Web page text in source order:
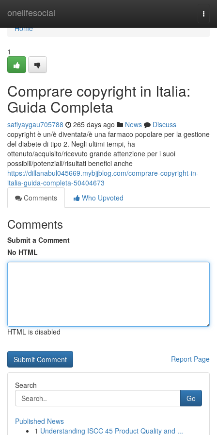
onelifesocial
Home
Home
1
Comprare copyright in Italia:
Guida Completa
safiyaygau705788 265 days ago News
Discuss
copyright è un/è diventata/è una farmaco popolare per la gestione
del diabete di tipo 2. Negli ultimi tempi, ha
ottenuto/acquisito/ricevuto grande attenzione per i suoi
possibili/potenziali/risultati benefici anche
https://dillanabul045669.mybjjblog.com/comprare-copyright-in-
italia-guida-completa-50404673
Comments
Who Upvoted
Comments
Submit a Comment
No HTML
HTML is disabled
Report Page
Search
Go
Published News
1 Understanding ISCC 45 Product Quality and ...